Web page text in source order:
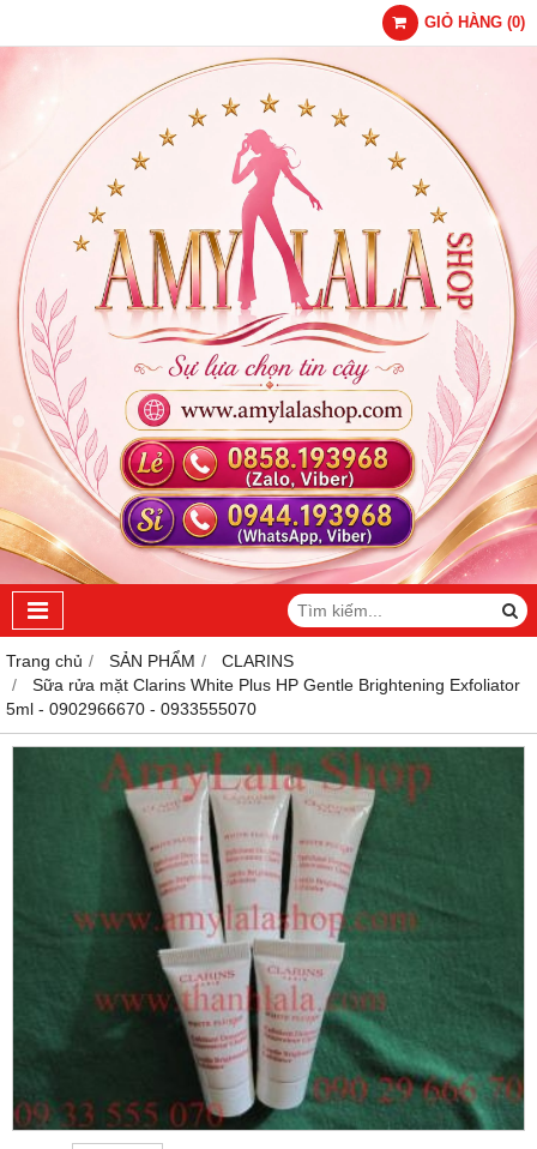
GIỎ HÀNG (0)
Trang chủ SẢN PHẨM
CLARINS
Sữa rửa mặt Clarins White Plus HP Gentle Brightening Exfoliator
5ml - 0902966670 - 0933555070